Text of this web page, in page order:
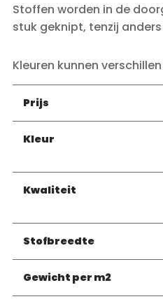
Stoffen worden in de
stuk geknipt, tenzij
Kleuren kunnen
Prijs
Kleur
Kwaliteit
Stofbreedte
Gewicht per m2